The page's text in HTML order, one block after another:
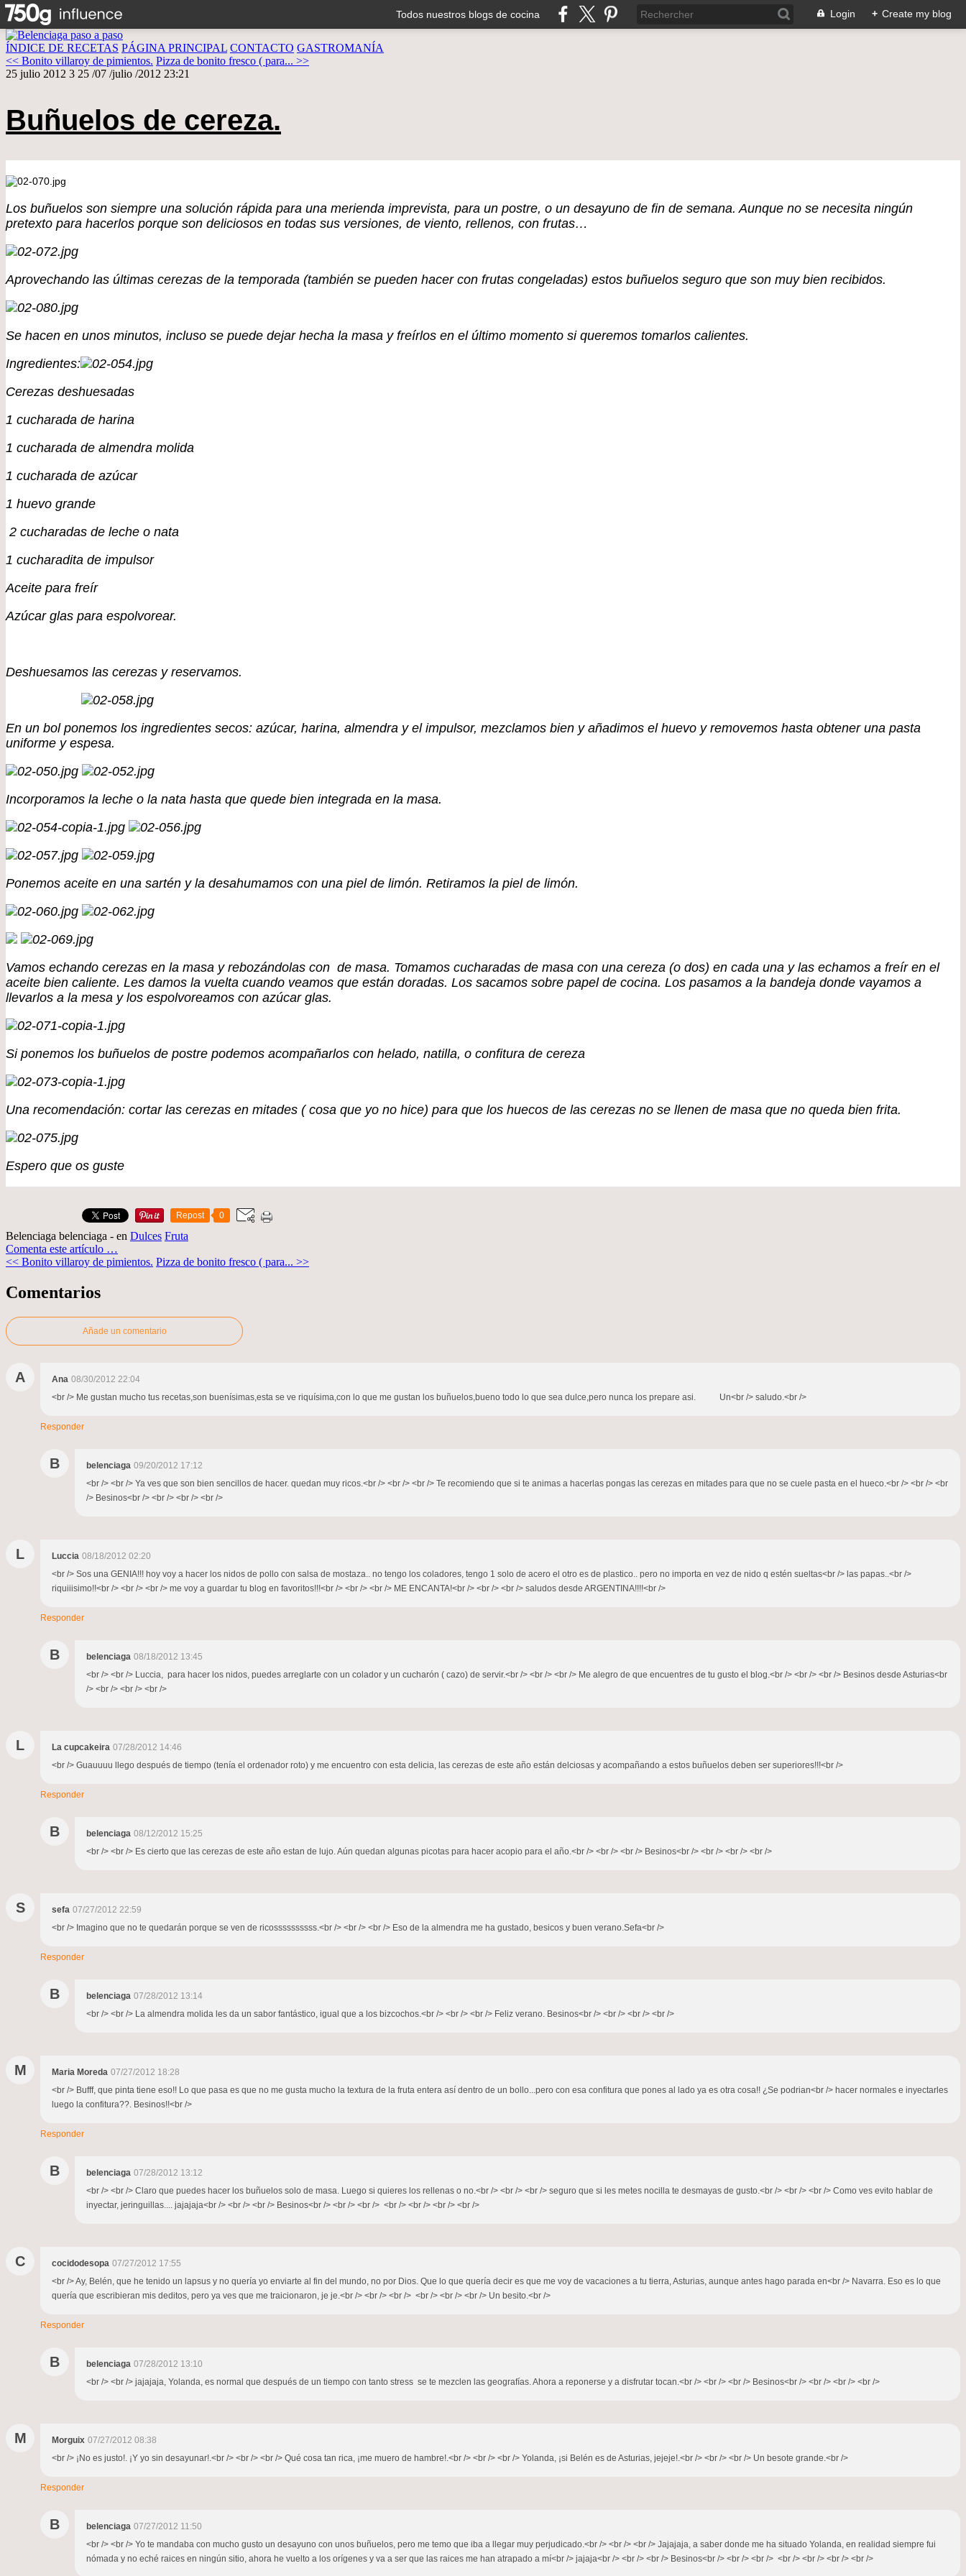
Todos nuestros blogs de cocina Login + Create my blog
ÍNDICE DE RECETAS PÁGINA PRINCIPAL CONTACTO GASTROMANÍA
<< Bonito villaroy de pimientos. Pizza de bonito fresco ( para... >>
25 julio 2012 3 25 /07 /julio /2012 23:21
Buñuelos de cereza.
Los buñuelos son siempre una solución rápida para una merienda imprevista, para un postre, o un desayuno de fin de semana. Aunque no se necesita ningún
pretexto para hacerlos porque son deliciosos en todas sus versiones, de viento, rellenos, con frutas…
Aprovechando las últimas cerezas de la temporada (también se pueden hacer con frutas congeladas) estos buñuelos seguro que son muy bien recibidos.
Se hacen en unos minutos, incluso se puede dejar hecha la masa y freírlos en el último momento si queremos tomarlos calientes.
Ingredientes:
Cerezas deshuesadas
1 cucharada de harina
1 cucharada de almendra molida
1 cucharada de azúcar
1 huevo grande
2 cucharadas de leche o nata
1 cucharadita de impulsor
Aceite para freír
Azúcar glas para espolvorear.
Deshuesamos las cerezas y reservamos.
En un bol ponemos los ingredientes secos: azúcar, harina, almendra y el impulsor, mezclamos bien y añadimos el huevo y removemos hasta obtener una pasta
uniforme y espesa.
Incorporamos la leche o la nata hasta que quede bien integrada en la masa.
Ponemos aceite en una sartén y la desahumamos con una piel de limón. Retiramos la piel de limón.
Vamos echando cerezas en la masa y rebozándolas con de masa. Tomamos cucharadas de masa con una cereza (o dos) en cada una y las echamos a freír en el
aceite bien caliente. Les damos la vuelta cuando veamos que están doradas. Los sacamos sobre papel de cocina. Los pasamos a la bandeja donde vayamos a
llevarlos a la mesa y los espolvoreamos con azúcar glas.
Si ponemos los buñuelos de postre podemos acompañarlos con helado, natilla, o confitura de cereza
Una recomendación: cortar las cerezas en mitades ( cosa que yo no hice) para que los huecos de las cerezas no se llenen de masa que no queda bien frita.
Espero que os guste
Repost 0
Belenciaga belenciaga - en Dulces Fruta
Comenta este artículo …
<< Bonito villaroy de pimientos. Pizza de bonito fresco ( para... >>
Comentarios
Añade un comentario
A Ana 08/30/2012 22:04
<br /> Me gustan mucho tus recetas,son buenísimas,esta se ve riquísima,con lo que me gustan los buñuelos,bueno todo lo que sea dulce,pero nunca los prepare asi. Un<br /> saludo.<br />
Responder
B belenciaga 09/20/2012 17:12
<br /> <br /> Ya ves que son bien sencillos de hacer. quedan muy ricos.<br /> <br /> <br /> Te recomiendo que si te animas a hacerlas pongas las cerezas en mitades para que no se cuele pasta en el hueco.<br /> <br /> <br
/> Besinos<br /> <br /> <br /> <br />
L Luccia 08/18/2012 02:20
<br /> Sos una GENIA!!! hoy voy a hacer los nidos de pollo con salsa de mostaza.. no tengo los coladores, tengo 1 solo de acero el otro es de plastico.. pero no importa en vez de nido q estén sueltas<br /> las papas..<br />
riquiiisimo!!<br /> <br /> <br /> me voy a guardar tu blog en favoritos!!!<br /> <br /> <br /> ME ENCANTA!<br /> <br /> <br /> saludos desde ARGENTINA!!!!<br />
Responder
B belenciaga 08/18/2012 13:45
<br /> <br /> Luccia, para hacer los nidos, puedes arreglarte con un colador y un cucharón ( cazo) de servir.<br /> <br /> <br /> Me alegro de que encuentres de tu gusto el blog.<br /> <br /> <br /> Besinos desde Asturias<br
/> <br /> <br /> <br />
L La cupcakeira 07/28/2012 14:46
<br /> Guauuuu llego después de tiempo (tenía el ordenador roto) y me encuentro con esta delicia, las cerezas de este año están delciosas y acompañando a estos buñuelos deben ser superiores!!!<br />
Responder
B belenciaga 08/12/2012 15:25
<br /> <br /> Es cierto que las cerezas de este año estan de lujo. Aún quedan algunas picotas para hacer acopio para el año.<br /> <br /> <br /> Besinos<br /> <br /> <br /> <br />
S sefa 07/27/2012 22:59
<br /> Imagino que no te quedarán porque se ven de ricossssssssss.<br /> <br /> <br /> Eso de la almendra me ha gustado, besicos y buen verano.Sefa<br />
Responder
B belenciaga 07/28/2012 13:14
<br /> <br /> La almendra molida les da un sabor fantástico, igual que a los bizcochos.<br /> <br /> <br /> Feliz verano. Besinos<br /> <br /> <br /> <br />
M Maria Moreda 07/27/2012 18:28
<br /> Bufff, que pinta tiene eso!! Lo que pasa es que no me gusta mucho la textura de la fruta entera así dentro de un bollo...pero con esa confitura que pones al lado ya es otra cosa!! ¿Se podrian<br /> hacer normales e inyectarles
luego la confitura??. Besinos!!<br />
Responder
B belenciaga 07/28/2012 13:12
<br /> <br /> Claro que puedes hacer los buñuelos solo de masa. Luego si quieres los rellenas o no.<br /> <br /> <br /> seguro que si les metes nocilla te desmayas de gusto.<br /> <br /> <br /> Como ves evito hablar de
inyectar, jeringuillas.... jajajaja<br /> <br /> <br /> Besinos<br /> <br /> <br /> <br /> <br /> <br /> <br />
C cocidodesopa 07/27/2012 17:55
<br /> Ay, Belén, que he tenido un lapsus y no quería yo enviarte al fin del mundo, no por Dios. Que lo que quería decir es que me voy de vacaciones a tu tierra, Asturias, aunque antes hago parada en<br /> Navarra. Eso es lo que
quería que escribieran mis deditos, pero ya ves que me traicionaron, je je.<br /> <br /> <br /> <br /> <br /> <br /> Un besito.<br />
Responder
B belenciaga 07/28/2012 13:10
<br /> <br /> jajajaja, Yolanda, es normal que después de un tiempo con tanto stress se te mezclen las geografías. Ahora a reponerse y a disfrutar tocan.<br /> <br /> <br /> Besinos<br /> <br /> <br /> <br />
M Morguix 07/27/2012 08:38
<br /> ¡No es justo!. ¡Y yo sin desayunar!.<br /> <br /> <br /> Qué cosa tan rica, ¡me muero de hambre!.<br /> <br /> <br /> Yolanda, ¡si Belén es de Asturias, jejeje!.<br /> <br /> <br /> Un besote grande.<br />
Responder
B belenciaga 07/27/2012 11:50
<br /> <br /> Yo te mandaba con mucho gusto un desayuno con unos buñuelos, pero me temo que iba a llegar muy perjudicado.<br /> <br /> <br /> Jajajaja, a saber donde me ha situado Yolanda, en realidad siempre fui
nómada y no eché raices en ningún sitio, ahora he vuelto a los orígenes y va a ser que las raices me han atrapado a mí<br /> jajaja<br /> <br /> <br /> Besinos<br /> <br /> <br /> <br /> <br /> <br /> <br />